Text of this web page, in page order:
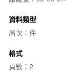
資料類型
層次：件
格式
頁數：2